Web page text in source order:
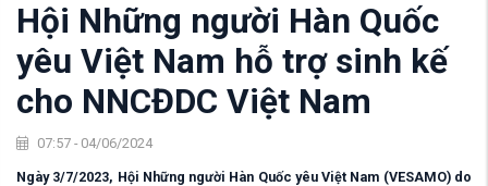
Hội Những người Hàn Quốc
yêu Việt Nam hỗ trợ sinh kế
cho NNCĐDC Việt Nam
07:57 - 04/06/2024
Ngày 3/7/2023, Hội Những người Hàn Quốc yêu Việt Nam (VESAMO) do